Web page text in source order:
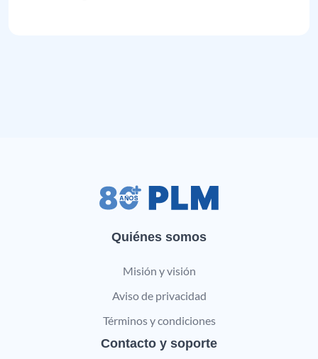
Quiénes somos
Misión y visión
Aviso de privacidad
Términos y condiciones
Contacto y soporte